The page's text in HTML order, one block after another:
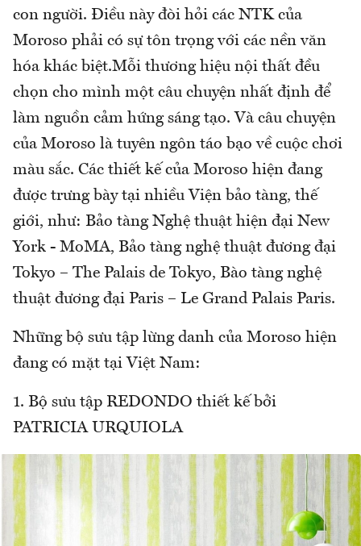
con người. Điều này đòi hỏi các NTK của
Moroso phải có sự tôn trọng với các nền văn
hóa khác biệt.Mỗi thương hiệu nội thất đều
chọn cho mình một câu chuyện nhất định để
làm nguồn cảm hứng sáng tạo. Và câu chuyện
của Moroso là tuyên ngôn táo bạo về cuộc chơi
màu sắc. Các thiết kế của Moroso hiện đang
được trưng bày tại nhiều Viện bảo tàng, thế
giới, như: Bảo tàng Nghệ thuật hiện đại New
York - MoMA, Bảo tàng nghệ thuật đương đại
Tokyo – The Palais de Tokyo, Bào tàng nghệ
thuật đương đại Paris – Le Grand Palais Paris.
Những bộ sưu tập lừng danh của Moroso hiện
đang có mặt tại Việt Nam:
1. Bộ sưu tập REDONDO thiết kế bởi
PATRICIA URQUIOLA